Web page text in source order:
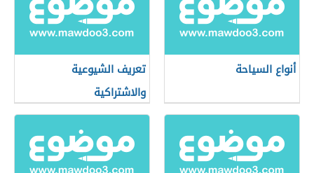
أنواع السياحة
تعريف الشيوعية
والاشتراكية